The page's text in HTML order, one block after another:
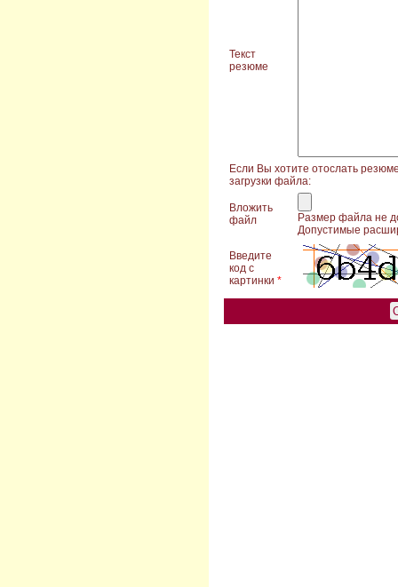
Текст
резюме
Если Вы хотите отослать
загрузки файла:
Вложить
файл
Размер файла не
Допустимые
Введите
код с
картинки*